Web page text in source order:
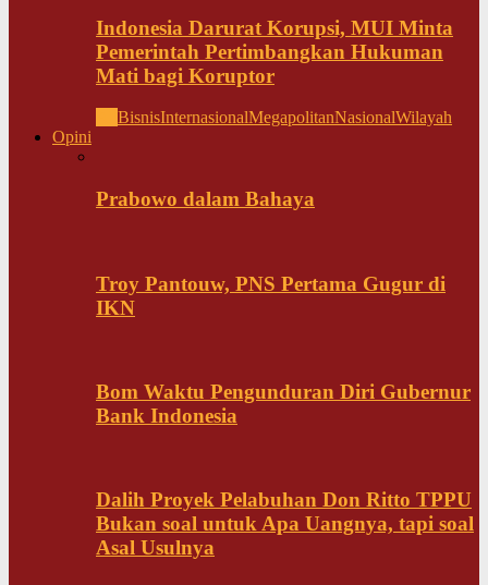
Indonesia Darurat Korupsi, MUI Minta
Pemerintah Pertimbangkan Hukuman
Mati bagi Koruptor
BisnisInternasionalMegapolitanNasionalWilayah
Opini
Prabowo dalam Bahaya
Troy Pantouw, PNS Pertama Gugur di
IKN
Bom Waktu Pengunduran Diri Gubernur
Bank Indonesia
Dalih Proyek Pelabuhan Don Ritto TPPU
Bukan soal untuk Apa Uangnya, tapi soal
Asal Usulnya